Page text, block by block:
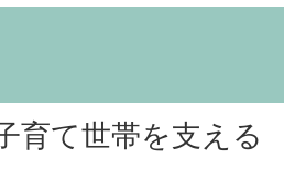
育て世帯を支える